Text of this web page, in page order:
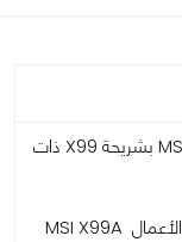
منصة الأعمال MSI X99A WORKSTATION بشريحة X99 ذات
نظرة على اهم الامكانيات الخاصة بمنصة الأعمال MSI X99A